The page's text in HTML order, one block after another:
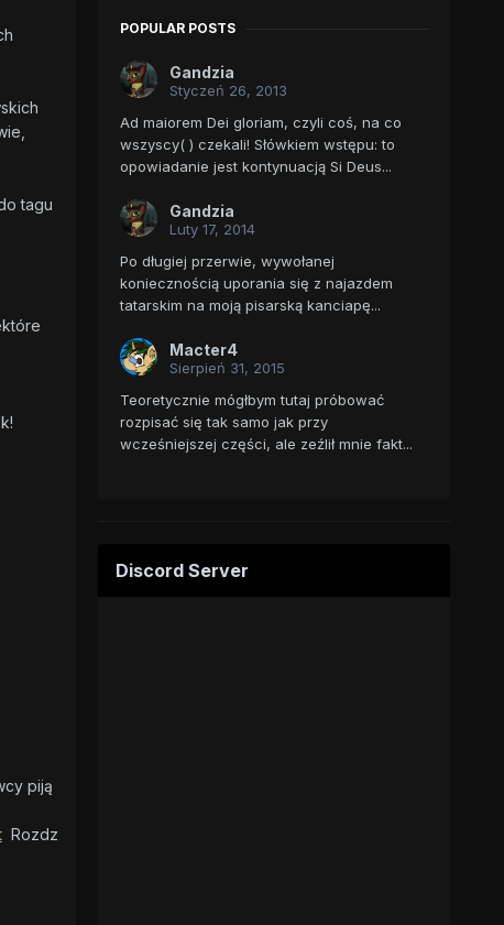
tagu
piją
Rozdz
POPULAR POSTS
Gandzia
Styczeń 26, 2013
Ad maiorem Dei gloriam, czyli coś, na co
wszyscy( ) czekali! Słówkiem wstępu: to
opowiadanie jest kontynuacją Si Deus...
Gandzia
Luty 17, 2014
Po długiej przerwie, wywołanej
koniecznością uporania się z najazdem
tatarskim na moją pisarską kanciapę...
Macter4
Sierpień 31, 2015
Teoretycznie mógłbym tutaj próbować
rozpisać się tak samo jak przy
wcześniejszej części, ale zeźlił mnie fakt...
Discord Server